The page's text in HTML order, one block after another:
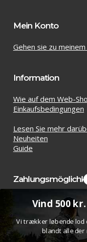
Mein Konto
Gehen sie zu
Information
Wie auf dem Web-
Einkaufsbedingungen
Lesen Sie mehr
Neuheiten
Guide
Vind 500
Vi trækker løbende lod
blandt alle der